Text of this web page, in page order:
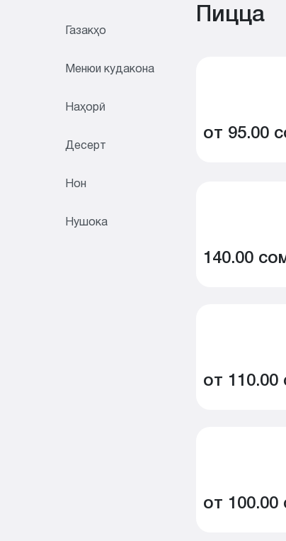
Газакҳо
Менюи кудакона
Наҳорӣ
Десерт
Нон
Нушока
Пицца
от 95.00
140.00
от 110.00
от 100.00